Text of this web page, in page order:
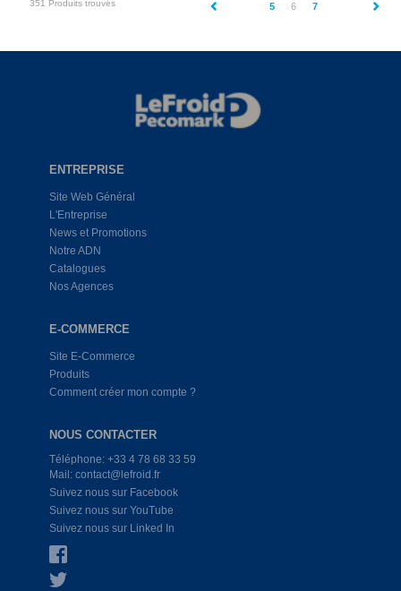
351 Produits trouvés 5 6(current)
7
ENTREPRISE
Site Web Général
L'Entreprise
News et Promotions
Notre ADN
Catalogues
Nos Agences
E-COMMERCE
Site E-Commerce
Produits
Comment créer mon compte ?
NOUS CONTACTER
Téléphone: +33 4 78 68 33 59
Mail: contact@lefroid.fr
Suivez nous sur Facebook
Suivez nous sur YouTube
Suivez nous sur Linked In